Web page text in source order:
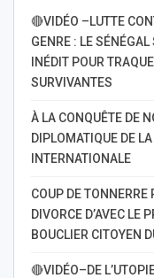
🔴VIDÉO –LUTTE
GENRE : LE SÉNÉGAL
INÉDIT POUR
SURVIVANTES
À LA CONQUÊTE DE
DIPLOMATIQUE DE
INTERNATIONALE
COUP DE
DIVORCE D’AVEC LE
BOUCLIER CITOYEN
🔴VIDÉO–DE